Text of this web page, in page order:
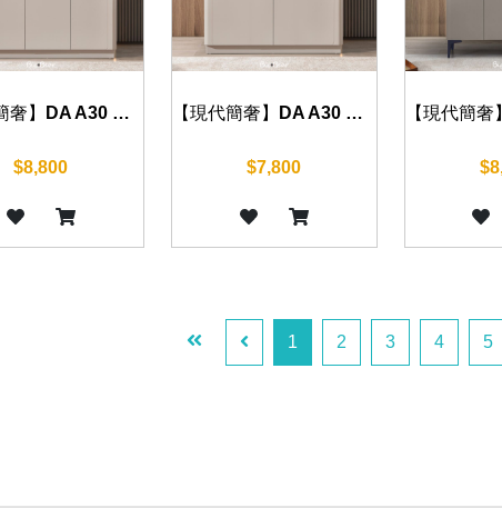
【現代簡奢】DA A30 鞋櫃 100cm/120cm
$8,800
【現代簡奢】DA A30 鞋櫃 80cm
$7,800
1 2 3 4 5